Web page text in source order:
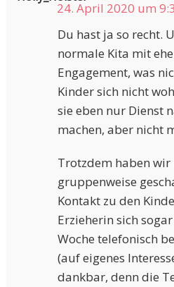
24. April 2020 um
Du hast ja so recht.
normale Kita mit
Engagement, was
Kinder sich nicht
sie eben nur Dienst
machen, aber nicht
Trotzdem haben wir
gruppenweise
Kontakt zu den
Erzieherin sich
Woche telefonisch
(auf eigenes
dankbar, denn die